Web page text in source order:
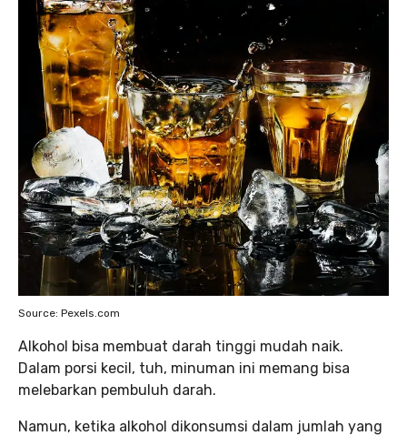
Source: Pexels.com
Alkohol bisa membuat darah tinggi mudah naik.
Dalam porsi kecil, tuh, minuman ini memang bisa
melebarkan pembuluh darah.
Namun, ketika alkohol dikonsumsi dalam jumlah yang